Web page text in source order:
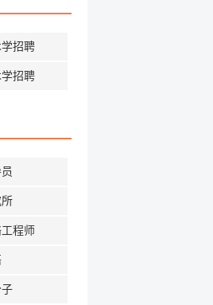
招聘
招聘
工程师